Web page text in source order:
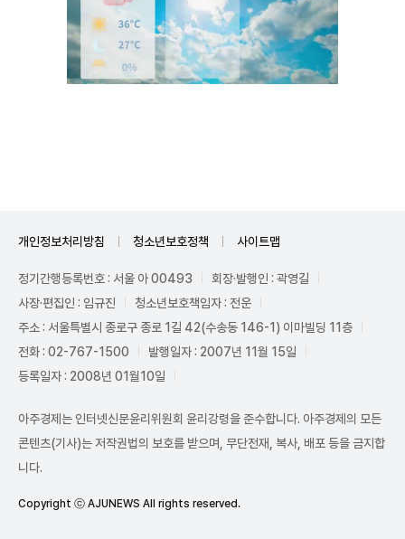
개인정보처리방침 청소년보호정책 사이트맵
정기간행등록번호 : 서울 아 00493
회장·발행인 : 곽영길
사장·편집인 : 임규진
청소년보호책임자 : 전운
주소 : 서울특별시 종로구 종로 1길 42(수송동 146-1) 이마빌딩 11층
전화 : 02-767-1500
발행일자 : 2007년 11월 15일
등록일자 : 2008년 01월10일
아주경제는 인터넷신문윤리위원회 윤리강령을 준수합니다. 아주경제의 모든
콘텐츠(기사)는 저작권법의 보호를 받으며, 무단전재, 복사, 배포 등을 금지합
니다.
Copyright ⓒ AJUNEWS All rights reserved.